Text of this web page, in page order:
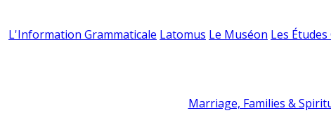
L'Information Grammaticale Latomus Le Muséon Les
Marriage, Families &